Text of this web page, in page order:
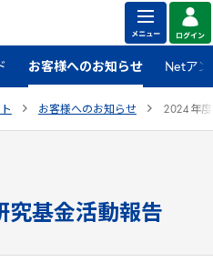
お客様へのお知らせ Netア
お客様へのお知らせ 2024 年度
究基金活動報告